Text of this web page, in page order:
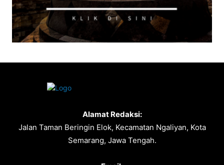
Alamat Redaksi:
Jalan Taman Beringin Elok, Kecamatan Ngaliyan, Kota
Semarang, Jawa Tengah.